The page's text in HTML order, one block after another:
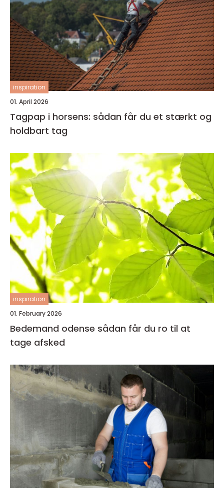
inspiration
01. April 2026
Tagpap i horsens: sådan får du et stærkt og
holdbart tag
inspiration
01. February 2026
Bedemand odense sådan får du ro til at
tage afsked